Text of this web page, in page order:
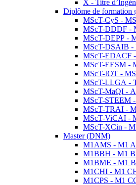
X - Titre
Diplôme de formation
MScT-CyS -
MScT-DDDF -
MScT-DEPP -
MScT-DSAIB -
MScT-EDACF -
MScT-EESM -
MScT-IOT -
MScT-LLGA -
MScT-MaQI -
MScT-STEEM
MScT-TRAI -
MScT-ViCAI -
MScT-XCin -
Master (DNM)
M1AMS - M1
M1BBH - M1
M1BME - M1
M1CHI - M1
M1CPS - M1